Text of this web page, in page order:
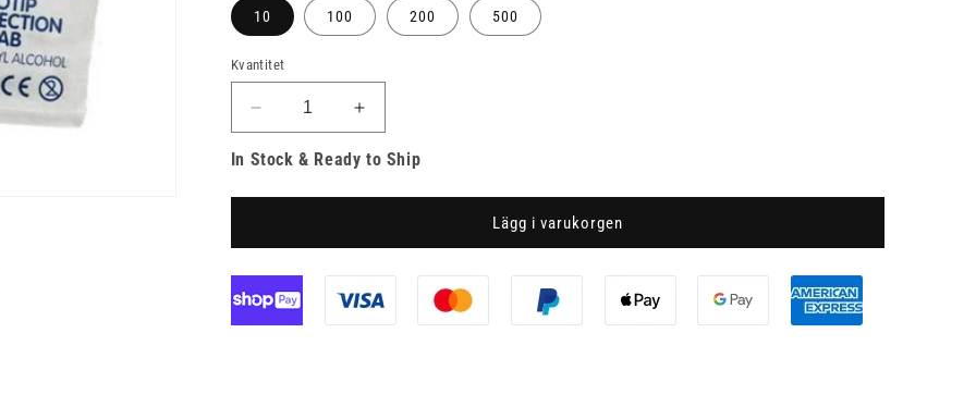
10 100 200 500
Kvantitet
Minska
kvantitet
för
Injection
Swabs
70
%
Öka
kvantitet
för
Injection
Swabs
70
In Stock & Ready to Ship
Lägg i varukorgen